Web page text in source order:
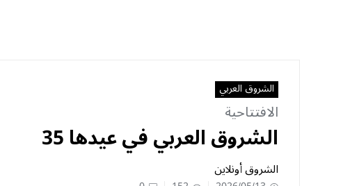
الشروق العربي
الافتتاحية
الشروق العربي في عيدها 35
الشروق أونلاين